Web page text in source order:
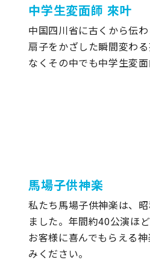
中学生変面師 來叶
中国四川省に古くから伝
扇子をかざした瞬間変わ
なくその中でも中学生変
馬場子供神楽
私たち馬場子供神楽は、
ました。年間約40公演ほ
お客様に喜んでもらえる
みください。